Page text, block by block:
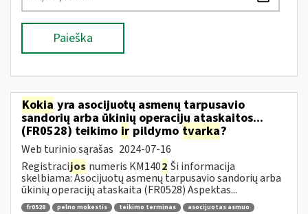
Paieška
Kokia yra asocijuotų asmenų tarpusavio
sandorių arba ūkinių operacijų ataskaitos...
(FR0528) teikimo ir pildymo tvarka?
Web turinio sąrašas 2024-07-16
Registracijos numeris KM1402 Ši informacija
skelbiama: Asocijuotų asmenų tarpusavio sandorių arba
ūkinių operacijų ataskaita (FR0528) Aspektas...
fr0528 pelno mokestis teikimo terminas
asocijuotas asmuo